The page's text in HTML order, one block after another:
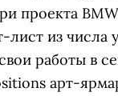
проекта
из числа
работы в
арт-